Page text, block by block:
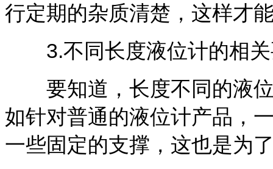
行定期的杂质清楚，这样才
3.不同长度液位计的相关
要知道，长度不同的液位
如针对普通的液位计产品，
一些固定的支撑，这也是为